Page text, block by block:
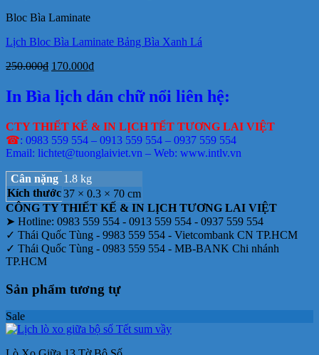
Bloc Bìa Laminate
Lịch Bloc Bìa Laminate Bảng Bìa Xanh Lá
250.000₫ Giá
là:
250.000₫.
170.000₫Giá
tại
là:
In Bìa lịch dán chữ nổi liên hệ:
CTY THIẾT KẾ & IN LỊCH TẾT TƯƠNG LAI VIỆT
☎: 0983 559 554 – 0913 559 554 – 0937 559 554
Email: lichtet@tuonglaiviet.vn – Web: www.intlv.vn
Cân nặng 1.8 kg
Kích thước37 × 0.3 × 70 cm
CÔNG TY THIẾT KẾ & IN LỊCH TƯƠNG LAI VIỆT
➤ Hotline: 0983 559 554 - 0913 559 554 - 0937 559 554
✓ Thái Quốc Tùng - 9983 559 554 - Vietcombank CN TP.HCM
✓ Thái Quốc Tùng - 0983 559 554 - MB-BANK Chi nhánh
TP.HCM
Sản phẩm tương tự
Sale